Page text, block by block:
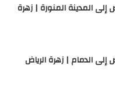
إلى المدينة المنورة | زهرة
إلى الدمام | زهرة الرياض